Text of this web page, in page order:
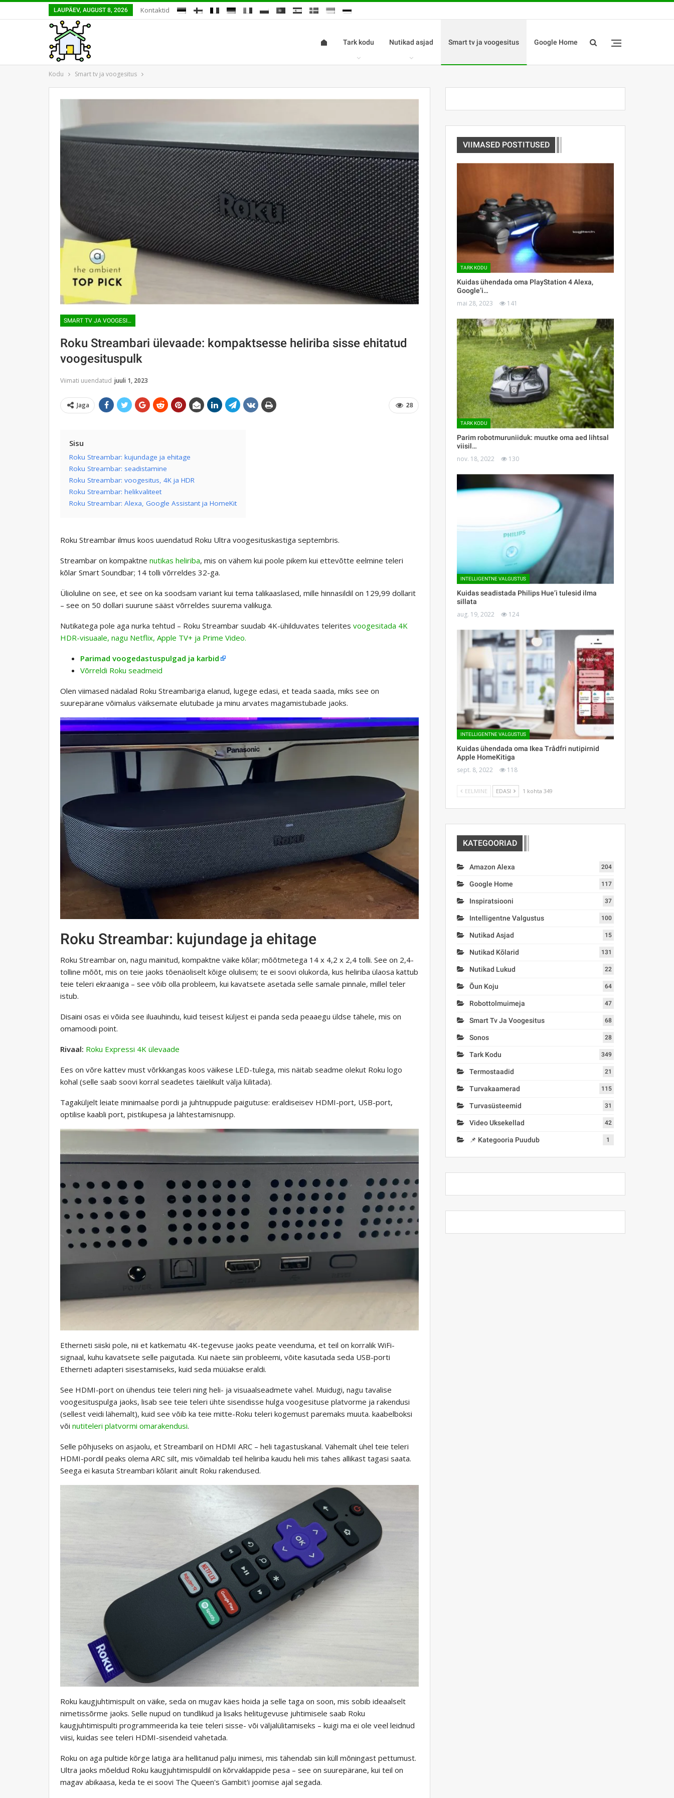
LAUPÄEV, AUGUST 8, 2026 Kontaktid
Tark kodu Nutikad asjad Smart tv ja voogesitus Google Home
Kodu Smart tv ja voogesitus
SMART TV JA VOOGESITUS
Roku Streambari ülevaade: kompaktsesse heliriba sisse ehitatud
voogesituspulk
Viimati uuendatud juuli 1, 2023
28
Jaga
Sisu
Roku Streambar: kujundage ja ehitage
Roku Streambar: seadistamine
Roku Streambar: voogesitus, 4K ja HDR
Roku Streambar: helikvaliteet
Roku Streambar: Alexa, Google Assistant ja HomeKit
Roku Streambar ilmus koos uuendatud Roku Ultra voogesituskastiga septembris.
Streambar on kompaktne nutikas heliriba, mis on vähem kui poole pikem kui ettevõtte eelmine teleri
kõlar Smart Soundbar; 14 tolli võrreldes 32-ga.
Ülioluline on see, et see on ka soodsam variant kui tema talikaaslased, mille hinnasildil on 129,99 dollarit
– see on 50 dollari suurune sääst võrreldes suurema valikuga.
Nutikatega pole aga nurka tehtud – Roku Streambar suudab 4K-ühilduvates telerites voogesitada 4K
HDR-visuaale, nagu Netflix, Apple TV+ ja Prime Video.
Parimad voogedastuspulgad ja karbid
Võrreldi Roku seadmeid
Olen viimased nädalad Roku Streambariga elanud, lugege edasi, et teada saada, miks see on
suurepärane võimalus väiksemate elutubade ja minu arvates magamistubade jaoks.
Roku Streambar: kujundage ja ehitage
Roku Streambar on, nagu mainitud, kompaktne väike kõlar; mõõtmetega 14 x 4,2 x 2,4 tolli. See on 2,4-
tolline mõõt, mis on teie jaoks tõenäoliselt kõige olulisem; te ei soovi olukorda, kus heliriba ülaosa kattub
teie teleri ekraaniga – see võib olla probleem, kui kavatsete asetada selle samale pinnale, millel teler
istub.
Disaini osas ei võida see iluauhindu, kuid teisest küljest ei panda seda peaaegu üldse tähele, mis on
omamoodi point.
Rivaal: Roku Expressi 4K ülevaade
Ees on võre kattev must võrkkangas koos väikese LED-tulega, mis näitab seadme olekut Roku logo
kohal (selle saab soovi korral seadetes täielikult välja lülitada).
Tagaküljelt leiate minimaalse pordi ja juhtnuppude paigutuse: eraldiseisev HDMI-port, USB-port,
optilise kaabli port, pistikupesa ja lähtestamisnupp.
Etherneti siiski pole, nii et katkematu 4K-tegevuse jaoks peate veenduma, et teil on korralik WiFi-
signaal, kuhu kavatsete selle paigutada. Kui näete siin probleemi, võite kasutada seda USB-porti
Etherneti adapteri sisestamiseks, kuid seda müüakse eraldi.
See HDMI-port on ühendus teie teleri ning heli- ja visuaalseadmete vahel. Muidugi, nagu tavalise
voogesituspulga jaoks, lisab see teie teleri ühte sisendisse hulga voogesituse platvorme ja rakendusi
(sellest veidi lähemalt), kuid see võib ka teie mitte-Roku teleri kogemust paremaks muuta. kaabelboksi
või nutiteleri platvormi omarakendusi.
Selle põhjuseks on asjaolu, et Streambaril on HDMI ARC – heli tagastuskanal. Vähemalt ühel teie teleri
HDMI-pordil peaks olema ARC silt, mis võimaldab teil heliriba kaudu heli mis tahes allikast tagasi saata.
Seega ei kasuta Streambari kõlarit ainult Roku rakendused.
Roku kaugjuhtimispult on väike, seda on mugav käes hoida ja selle taga on soon, mis sobib ideaalselt
nimetissõrme jaoks. Selle nupud on tundlikud ja lisaks helitugevuse juhtimisele saab Roku
kaugjuhtimispulti programmeerida ka teie teleri sisse- või väljalülitamiseks – kuigi ma ei ole veel leidnud
viisi, kuidas see teleri HDMI-sisendeid vahetada.
Roku on aga pultide kõrge latiga ära hellitanud palju inimesi, mis tähendab siin küll mõningast pettumust.
Ultra jaoks mõeldud Roku kaugjuhtimispuldil on kõrvaklappide pesa – see on suurepärane, kui teil on
magav abikaasa, keda te ei soovi The Queen's Gambit'i joomise ajal segada.
VIIMASED POSTITUSED
TARK KODU
Kuidas ühendada oma PlayStation 4 Alexa,
Google’i…
mai 28, 2023 141
TARK KODU
Parim robotmuruniiduk: muutke oma aed lihtsal
viisil…
nov. 18, 2022 130
INTELLIGENTNE VALGUSTUS
Kuidas seadistada Philips Hue’i tulesid ilma
sillata
aug. 19, 2022 124
INTELLIGENTNE VALGUSTUS
Kuidas ühendada oma Ikea Trådfri nutipirnid
Apple HomeKitiga
sept. 8, 2022 118
EELMINE EDASI 1 kohta 349
KATEGOORIAD
Amazon Alexa 204
Google Home 117
Inspiratsiooni 37
Intelligentne Valgustus 100
Nutikad Asjad 15
Nutikad Kõlarid 131
Nutikad Lukud 22
Õun Koju 64
Robottolmuimeja 47
Smart Tv Ja Voogesitus 68
Sonos 28
Tark Kodu 349
Termostaadid 21
Turvakaamerad 115
Turvasüsteemid 31
Video Uksekellad 42
📌 Kategooria Puudub 1